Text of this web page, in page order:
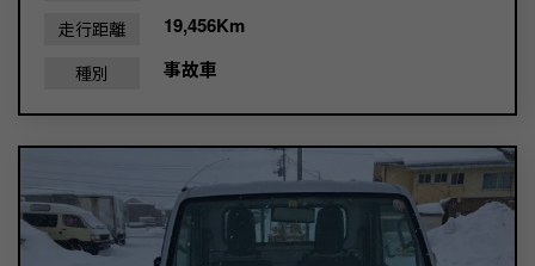
走行距離 19,456Km
種別 事故車